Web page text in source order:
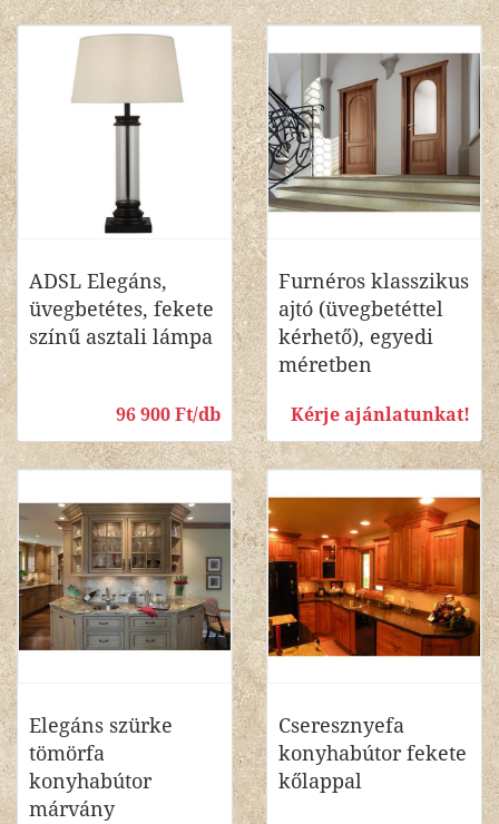
ADSL Elegáns,
üvegbetétes, fekete
színű asztali lámpa
96 900 Ft/db
Furnéros klasszikus
ajtó (üvegbetéttel
kérhető), egyedi
méretben
Kérje ajánlatunkat!
Elegáns szürke
tömörfa
konyhabútor
márvány
Cseresznyefa
konyhabútor fekete
kőlappal